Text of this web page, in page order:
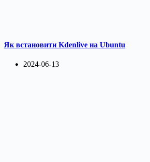
Як встановити Kdenlive на Ubuntu
2024-06-13